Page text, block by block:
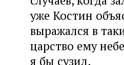
уже Костин
выражался в
царство ему
я бы сузил.